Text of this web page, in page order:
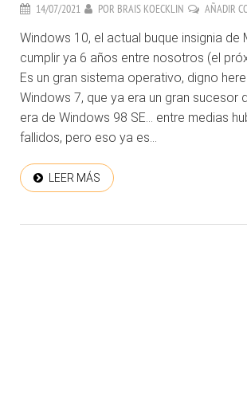
14/07/2021 POR BRAIS KOECKLIN AÑADIR
Windows 10, el actual buque insignia de
cumplir ya 6 años entre nosotros (el
Es un gran sistema operativo, digno
Windows 7, que ya era un gran sucesor
era de Windows 98 SE… entre medias
fallidos, pero eso ya es...
LEER MÁS